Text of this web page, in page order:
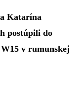
Katarína
postúpili do
v rumunskej